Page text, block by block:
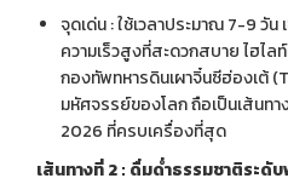
จุดเด่น : ใช้เวลาประมาณ 7-9 วั
ความเร็วสูงที่สะดวกสบาย ไฮไล
กองทัพทหารดินเผาจิ๋นซีฮ่องเต้
มหัศจรรย์ของโลก ถือเป็นเส้นท
2026 ที่ครบเครื่องที่สุด
เส้นทางที่2 : ดื่มด่ำธรรมชาติระดั